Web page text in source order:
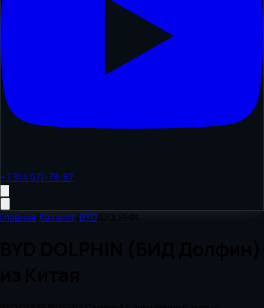
+7 914 071-78-87
Главная/Каталог/BYD/DOLPHIN